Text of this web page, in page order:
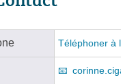
Téléphoner à